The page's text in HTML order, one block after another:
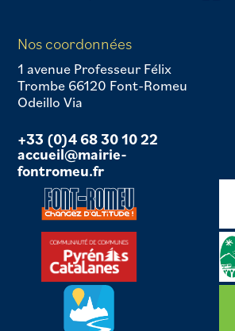
Nos coordonnées
1 avenue Professeur Félix
Trombe 66120 Font-Romeu
Odeillo Via
+33 (0)4 68 30 10 22
accueil@mairie-
fontromeu.fr